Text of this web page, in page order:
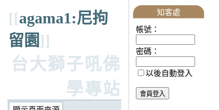
[[agama1:尼拘
留園]]
台大獅子吼佛
學專站
知客處
帳號：
密碼：
以後自動登入